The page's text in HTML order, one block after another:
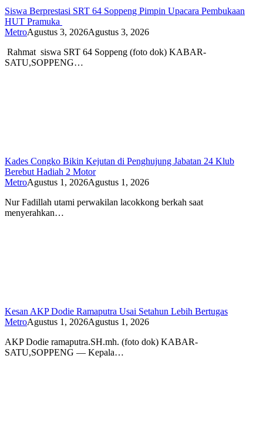
Siswa Berprestasi SRT 64 Soppeng Pimpin Upacara Pembukaan
HUT Pramuka
MetroAgustus 3, 2026Agustus 3, 2026
Rahmat siswa SRT 64 Soppeng (foto dok) KABAR-
SATU,SOPPENG…
Kades Congko Bikin Kejutan di Penghujung Jabatan 24 Klub
Berebut Hadiah 2 Motor
MetroAgustus 1, 2026Agustus 1, 2026
Nur Fadillah utami perwakilan lacokkong berkah saat
menyerahkan…
Kesan AKP Dodie Ramaputra Usai Setahun Lebih Bertugas
MetroAgustus 1, 2026Agustus 1, 2026
AKP Dodie ramaputra.SH.mh. (foto dok) KABAR-
SATU,SOPPENG — Kepala…